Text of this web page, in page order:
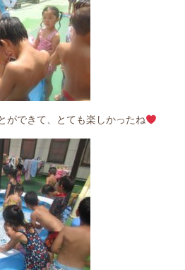
ができて、とても楽しかったね